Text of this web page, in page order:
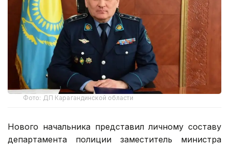
Фото: ДП Карагандинской области
Нового начальника представил личному составу
департамента полиции заместитель министра